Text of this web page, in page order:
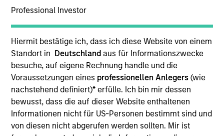
Professional Investor
Hiermit bestätige ich, dass ich diese Website von einem
Standort in Deutschland aus für Informationszwecke
besuche, auf eigene Rechnung handle und die
Voraussetzungen eines professionellen Anlegers(wie
nachstehend definiert)* erfülle. Ich bin mir dessen
bewusst, dass die auf dieser Website enthaltenen
Informationen nicht für US-Personen bestimmt sind und
von diesen nicht abgerufen werden sollten. Mir ist
28 Years
TEAM
European Real Assets Private Credit Team
Claus Vinge Skrumsager is a Managing Director of
Morgan Stanley and Head of North Haven Secured
Private Credit (“NHSPC”). Mr. Skrumsager joined